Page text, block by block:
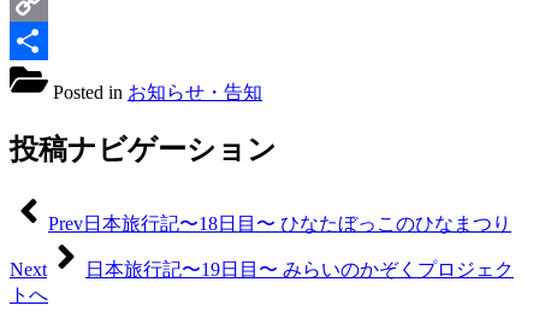
Copy
Link
共
Posted in お知らせ・告知
投稿ナビゲーション
Prev日本旅行記〜18日目〜 ひなたぼっこのひなまつり
Next
日本旅行記〜19日目〜 みらいのかぞくプロジェク
トへ